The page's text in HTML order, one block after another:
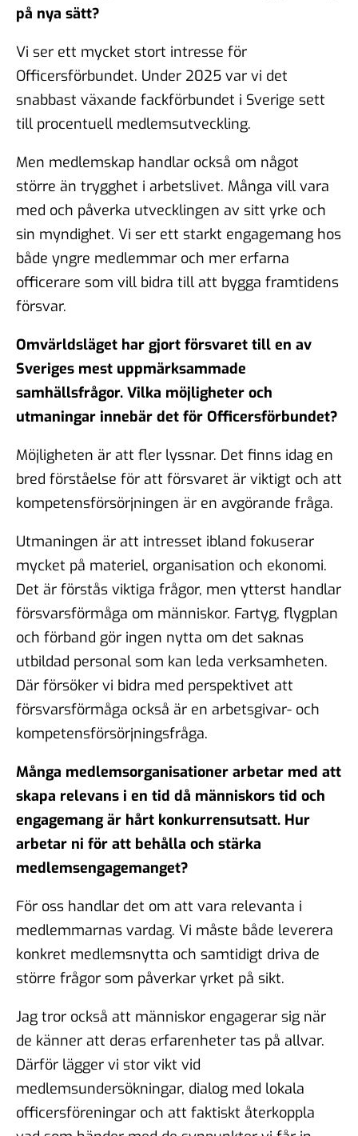
på nya sätt?
Vi ser ett mycket stort intresse för
Officersförbundet. Under 2025 var vi det
snabbast växande fackförbundet i Sverige sett
till procentuell medlemsutveckling.
Men medlemskap handlar också om något
större än trygghet i arbetslivet. Många vill vara
med och påverka utvecklingen av sitt yrke och
sin myndighet. Vi ser ett starkt engagemang hos
både yngre medlemmar och mer erfarna
officerare som vill bidra till att bygga framtidens
försvar.
Omvärldsläget har gjort försvaret till en av
Sveriges mest uppmärksammade
samhällsfrågor. Vilka möjligheter och
utmaningar innebär det för Officersförbundet?
Möjligheten är att fler lyssnar. Det finns idag en
bred förståelse för att försvaret är viktigt och att
kompetensförsörjningen är en avgörande fråga.
Utmaningen är att intresset ibland fokuserar
mycket på materiel, organisation och ekonomi.
Det är förstås viktiga frågor, men ytterst handlar
försvarsförmåga om människor. Fartyg, flygplan
och förband gör ingen nytta om det saknas
utbildad personal som kan leda verksamheten.
Där försöker vi bidra med perspektivet att
försvarsförmåga också är en arbetsgivar- och
kompetensförsörjningsfråga.
Många medlemsorganisationer arbetar med att
skapa relevans i en tid då människors tid och
engagemang är hårt konkurrensutsatt. Hur
arbetar ni för att behålla och stärka
medlemsengagemanget?
För oss handlar det om att vara relevanta i
medlemmarnas vardag. Vi måste både leverera
konkret medlemsnytta och samtidigt driva de
större frågor som påverkar yrket på sikt.
Jag tror också att människor engagerar sig när
de känner att deras erfarenheter tas på allvar.
Därför lägger vi stor vikt vid
medlemsundersökningar, dialog med lokala
officersföreningar och att faktiskt återkoppla